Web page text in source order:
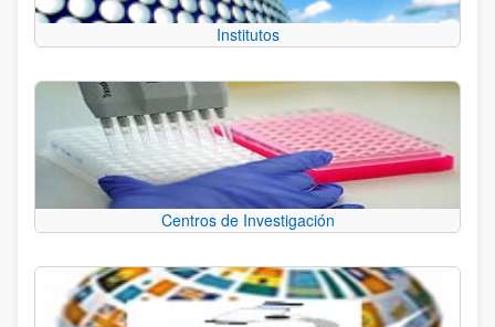
Institutos
Centros de Investigación